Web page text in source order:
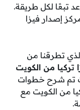
تبعًا لكل طريقة.
إصدار فيزا
تطرقنا من
تركيا من الكويت
تم شرح خطوات
من الكويت مع